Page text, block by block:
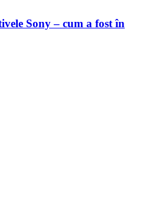
Sony – cum a fost în